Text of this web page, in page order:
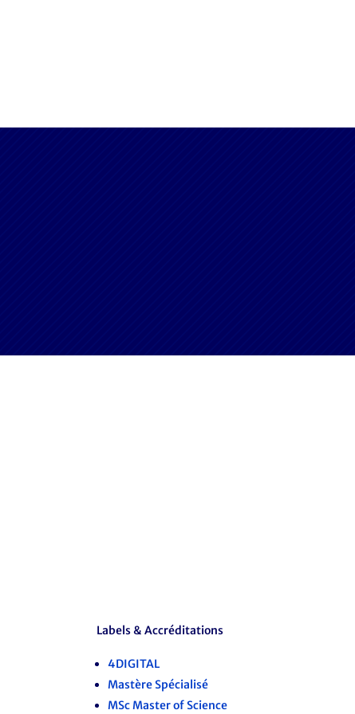
Labels & Accréditations
4DIGITAL
Mastère Spécialisé
MSc Master of Science